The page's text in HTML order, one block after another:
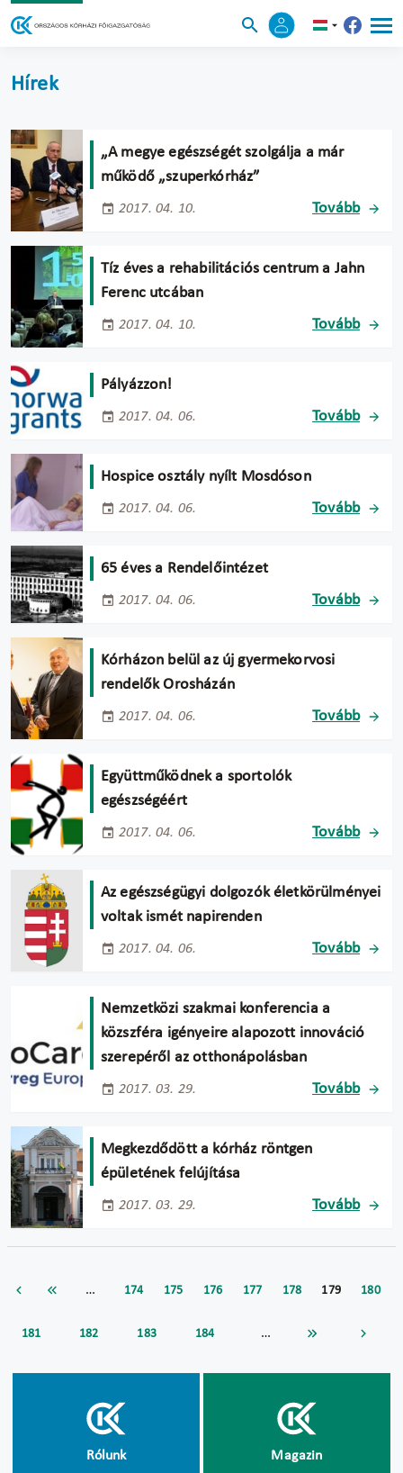
Hírek
„A megye egészségét szolgálja a már
működő „szuperkórház”
2017. 04. 10. Tovább
Tíz éves a rehabilitációs centrum a Jahn
Ferenc utcában
2017. 04. 10. Tovább
Pályázzon!
2017. 04. 06. Tovább
Hospice osztály nyílt Mosdóson
2017. 04. 06. Tovább
65 éves a Rendelőintézet
2017. 04. 06. Tovább
Kórházon belül az új gyermekorvosi
rendelők Orosházán
2017. 04. 06. Tovább
Együttműködnek a sportolók
egészségéért
2017. 04. 06. Tovább
Az egészségügyi dolgozók életkörülményei
voltak ismét napirenden
2017. 04. 06. Tovább
Nemzetközi szakmai konferencia a
közszféra igényeire alapozott innováció
szerepéről az otthonápolásban
2017. 03. 29. Tovább
Megkezdődött a kórház röntgen
épületének felújítása
2017. 03. 29. Tovább
… 174 175 176 177 178 179 180
181 182 183 184 …
Rólunk Magazin